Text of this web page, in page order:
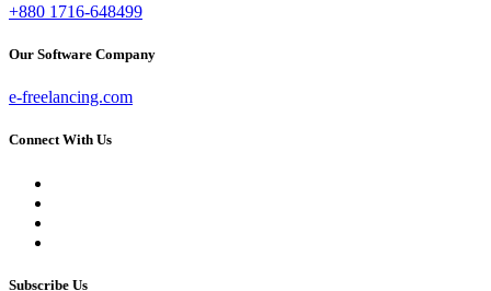
+880 1716-648499
Our Software Company
e-freelancing.com
Connect With Us
Subscribe Us